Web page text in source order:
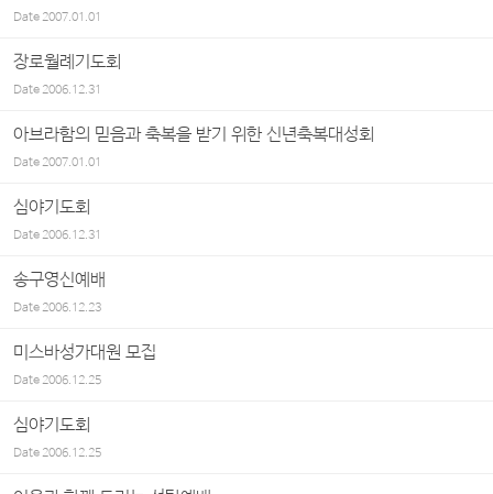
Date2007.01.01
장로월례기도회
Date2006.12.31
아브라함의 믿음과 축복을 받기 위한 신년축복대성회
Date2007.01.01
심야기도회
Date2006.12.31
송구영신예배
Date2006.12.23
미스바성가대원 모집
Date2006.12.25
심야기도회
Date2006.12.25